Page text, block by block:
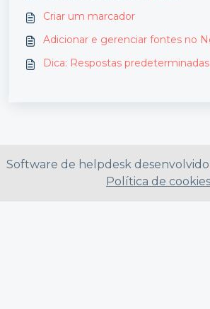
Criar um marcador
Adicionar e gerenciar fontes no
Dica: Respostas predeterminadas
Software de helpdesk
Política de cookies